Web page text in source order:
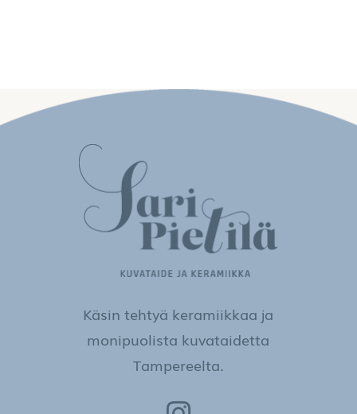
Käsin tehtyä keramiikkaa ja
monipuolista kuvataidetta
Tampereelta.